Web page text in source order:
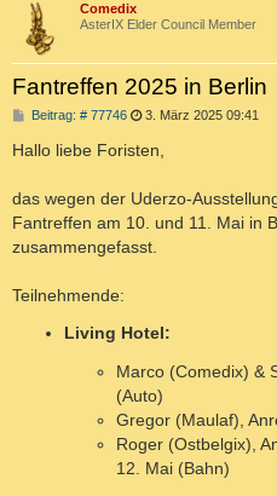
Comedix
AsterIX Elder Council Member
Fantreffen 2025 in Berlin
Beitrag: # 77746B
i
t
a
g
3. März 2025 09:41
Hallo liebe Foristen,
das wegen der Uderzo-
Fantreffen am 10. und 11. Mai in
zusammengefasst.
Teilnehmende:
Living Hotel:
Marco (Comedix) &
(Auto)
Gregor (Maulaf),
Roger (Ostbelgix),
12. Mai (Bahn)